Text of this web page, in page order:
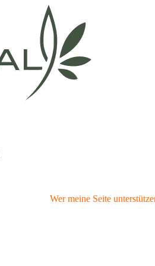
Wer meine Seite